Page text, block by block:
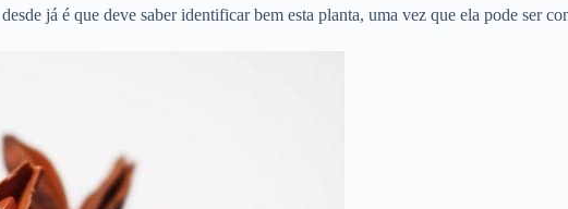
já é que deve saber identificar bem esta planta, uma vez que ela pode ser